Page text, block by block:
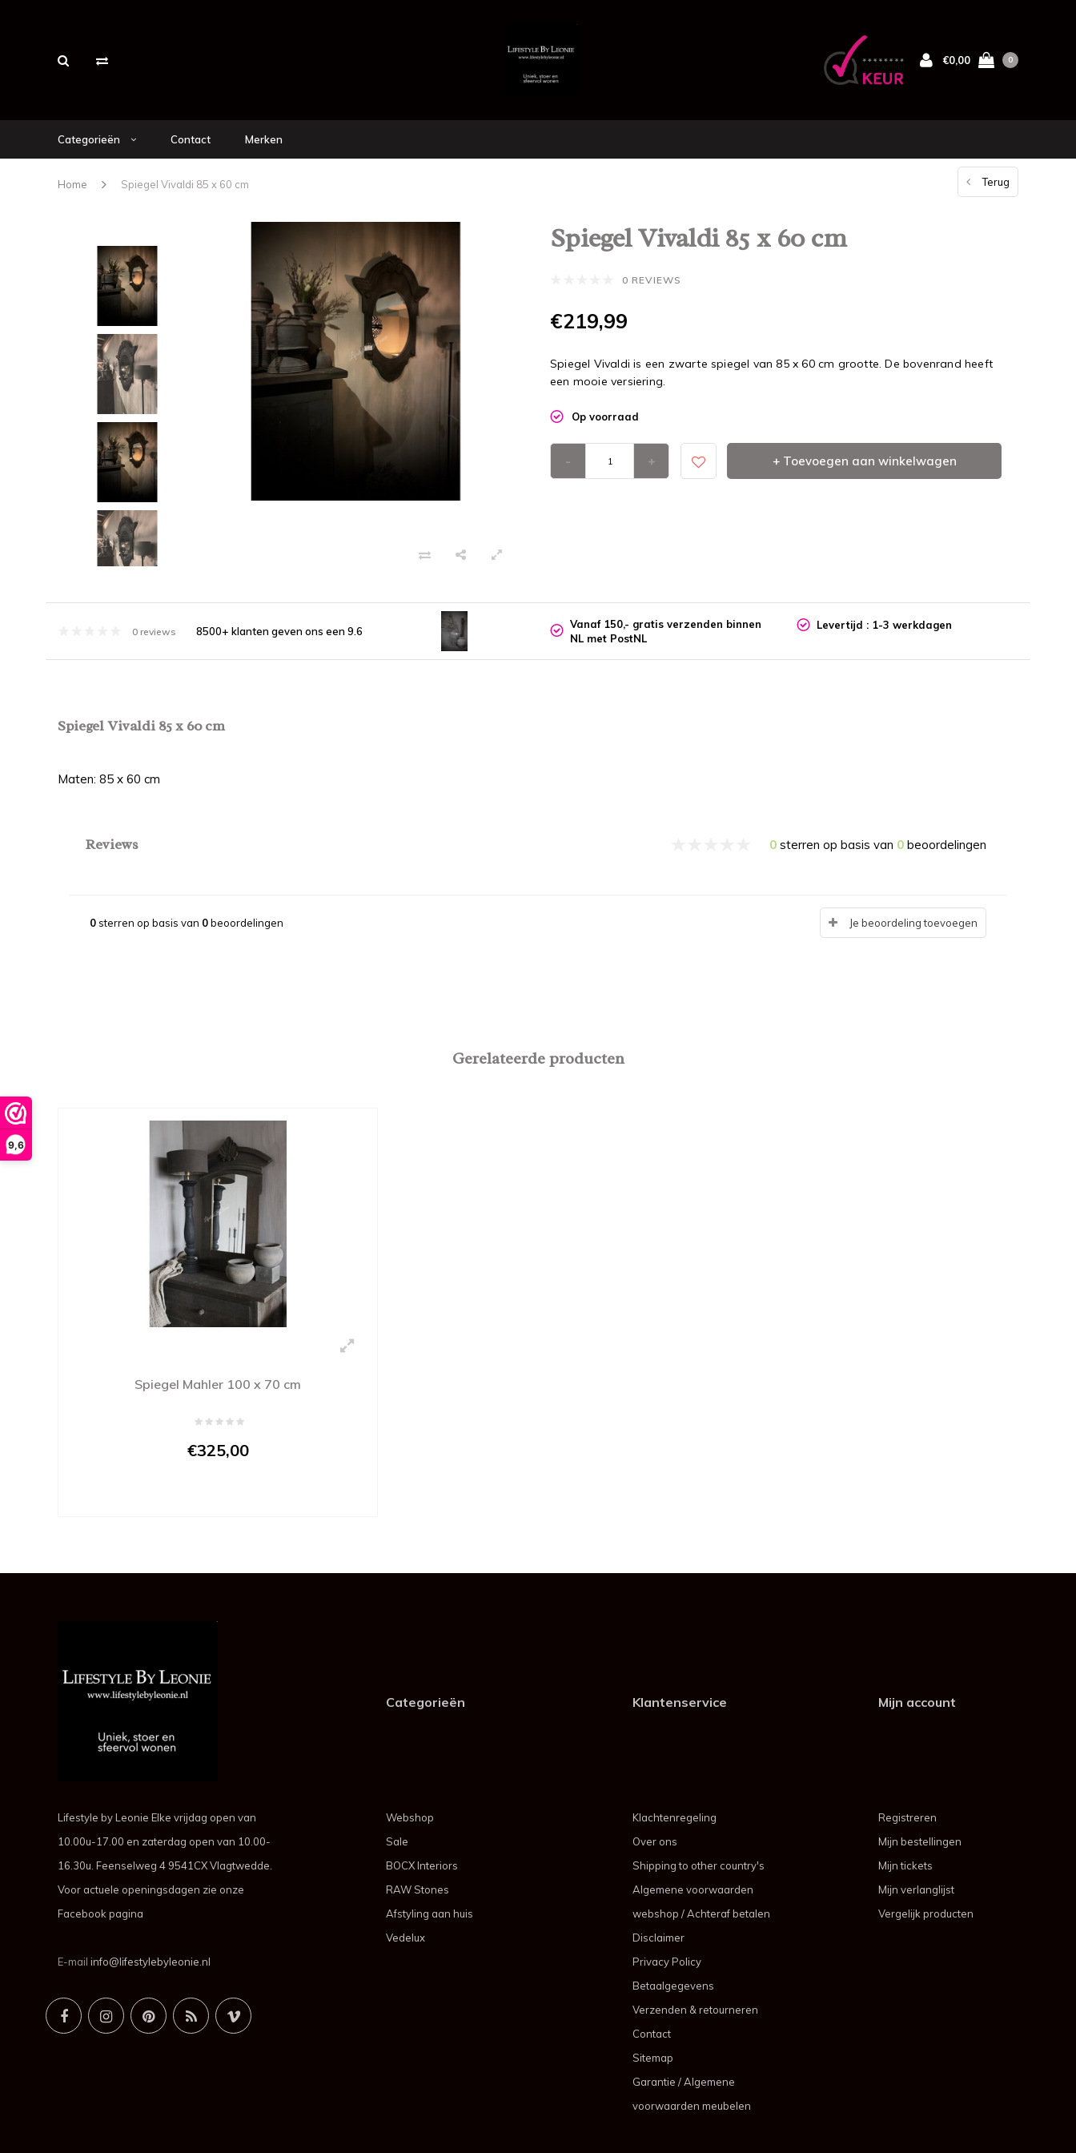
9,6
€0,00 0
Categorieën Contact Merken
Home Spiegel Vivaldi 85 x 60 cm Terug
Spiegel Vivaldi 85 x 60 cm
0 REVIEWS
€219,99
Spiegel Vivaldi is een zwarte spiegel van 85 x 60 cm grootte. De bovenrand heeft
een mooie versiering.
Op voorraad
- + + Toevoegen aan winkelwagen
0 reviews 8500+ klanten geven ons een 9.6
Vanaf 150,- gratis verzenden binnen
NL met PostNL
Levertijd : 1-3 werkdagen
Spiegel Vivaldi 85 x 60 cm
Maten: 85 x 60 cm
Reviews 0 sterren op basis van 0 beoordelingen
0sterren op basis van 0beoordelingen Je beoordeling toevoegen
Gerelateerde producten
Spiegel Mahler 100 x 70 cm
€325,00
Lifestyle by Leonie Elke vrijdag open van
10.00u-17.00 en zaterdag open van 10.00-
16.30u. Feenselweg 4 9541CX Vlagtwedde.
Voor actuele openingsdagen zie onze
Facebook pagina
E-mail info@lifestylebyleonie.nl
Categorieën
Webshop
Sale
BOCX Interiors
RAW Stones
Afstyling aan huis
Vedelux
Klantenservice
Klachtenregeling
Over ons
Shipping to other country's
Algemene voorwaarden
webshop / Achteraf betalen
Disclaimer
Privacy Policy
Betaalgegevens
Verzenden & retourneren
Contact
Sitemap
Garantie / Algemene
voorwaarden meubelen
Mijn account
Registreren
Mijn bestellingen
Mijn tickets
Mijn verlanglijst
Vergelijk producten